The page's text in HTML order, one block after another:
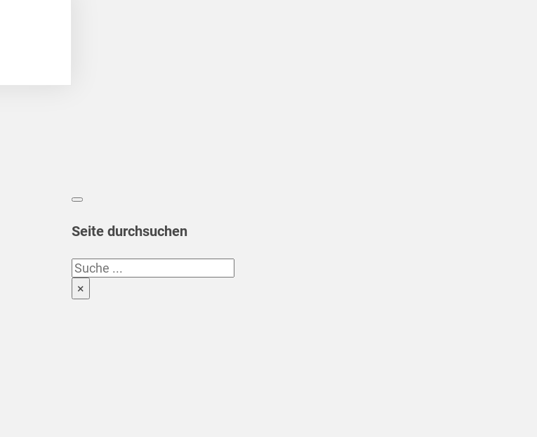
Seite durchsuchen
Suchen
×